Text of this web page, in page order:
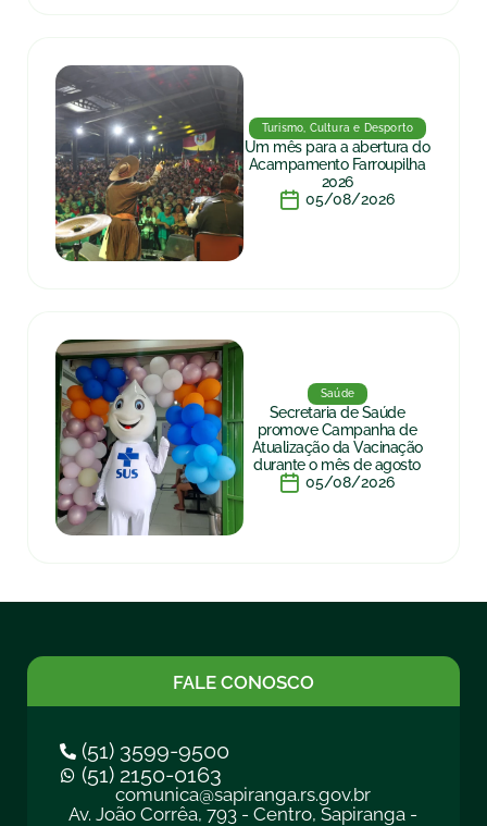
Turismo, Cultura e Desporto
Um mês para a abertura do
Acampamento Farroupilha
2026
05/08/2026
Saúde
Secretaria de Saúde
promove Campanha de
Atualização da Vacinação
durante o mês de agosto
05/08/2026
FALE CONOSCO
(51) 3599-9500
(51) 2150-0163
comunica@sapiranga.rs.gov.br
Av. João Corrêa, 793 - Centro, Sapiranga -